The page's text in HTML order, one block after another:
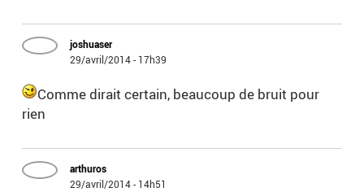
joshuaser
29/avril/2014 - 17h39
Comme dirait certain, beaucoup de bruit pour
rien
arthuros
29/avril/2014 - 14h51